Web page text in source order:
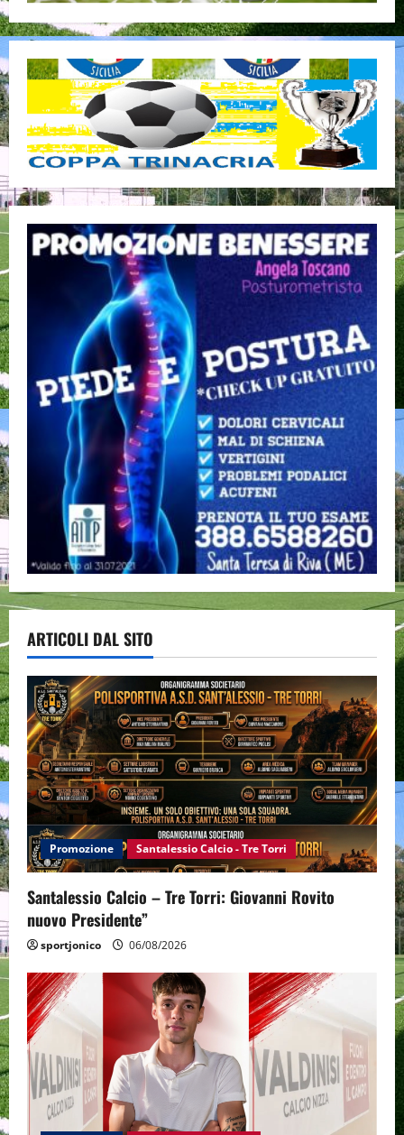
ARTICOLI DAL SITO
Promozione Santalessio Calcio - Tre Torri
Santalessio Calcio – Tre Torri: Giovanni Rovito
nuovo Presidente”
sportjonico 06/08/2026